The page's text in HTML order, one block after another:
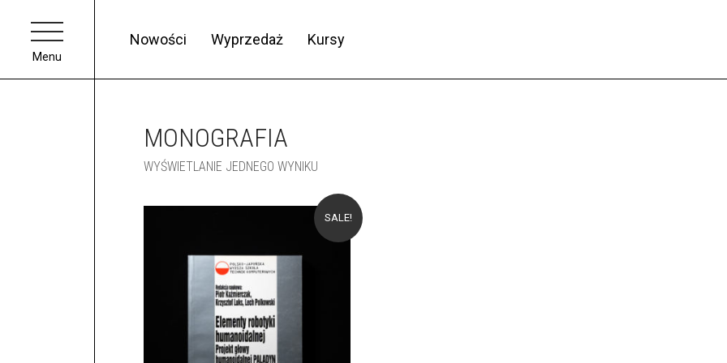
Nowości Wyprzedaż Kursy
Menu
MONOGRAFIA
WYŚWIETLANIE JEDNEGO WYNIKU
SALE!